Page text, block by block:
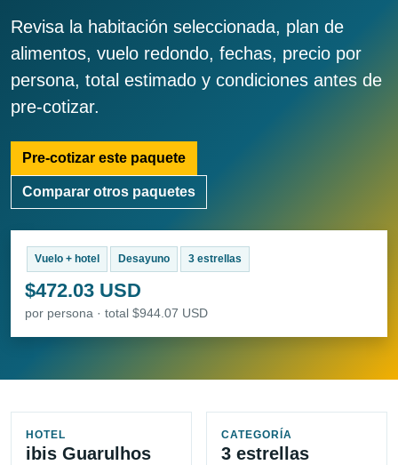
Revisa la habitación seleccionada, plan de
alimentos, vuelo redondo, fechas, precio por
persona, total estimado y condiciones antes de
pre-cotizar.
Pre-cotizar este paquete
Comparar otros paquetes
Vuelo + hotel Desayuno 3 estrellas
$472.03 USD
por persona · total $944.07 USD
HOTEL
ibis Guarulhos
CATEGORÍA
3 estrellas